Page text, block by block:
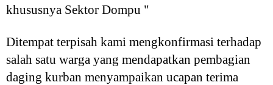
khususnya Sektor Dompu "
Ditempat terpisah kami mengkonfirmasi terhadap
salah satu warga yang mendapatkan pembagian
daging kurban menyampaikan ucapan terima